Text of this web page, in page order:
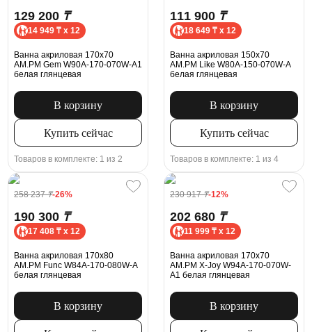
129 200 ₸
14 949 ₸ x 12
Ванна акриловая 170x70
AM.PM Gem W90A-170-070W-A1
белая глянцевая
В корзину
Купить сейчас
Товаров в комплекте: 1 из 2
111 900 ₸
18 649 ₸ x 12
Ванна акриловая 150x70
AM.PM Like W80A-150-070W-A
белая глянцевая
В корзину
Купить сейчас
Товаров в комплекте: 1 из 4
258 237₸-26%
190 300 ₸
17 408 ₸ x 12
Ванна акриловая 170x80
AM.PM Func W84A-170-080W-A
белая глянцевая
В корзину
230 917₸-12%
202 680 ₸
11 999 ₸ x 12
Ванна акриловая 170x70
AM.PM X-Joy W94A-170-070W-
A1 белая глянцевая
В корзину